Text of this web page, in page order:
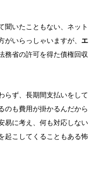
聞いたこともない、ネット
いらっしゃいますが、 エ
務省の許可を得た債権回収
らず、長期間支払いをして
のも費用が掛かるんだから
易に考え、何も対応しない
起こしてくることもある怖